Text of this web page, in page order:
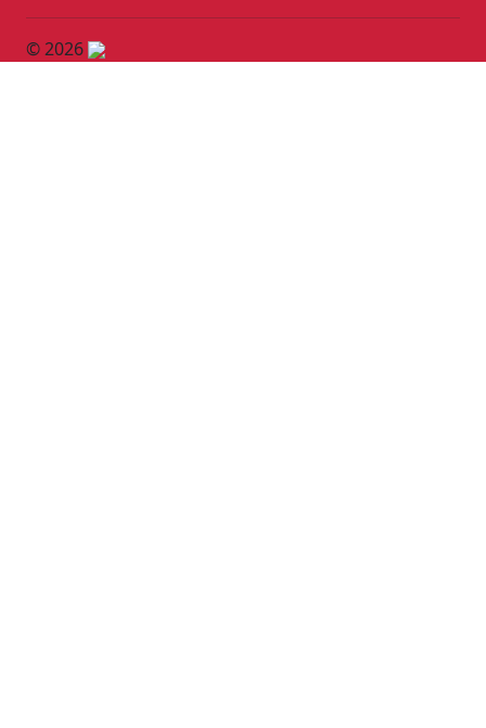
© 2026